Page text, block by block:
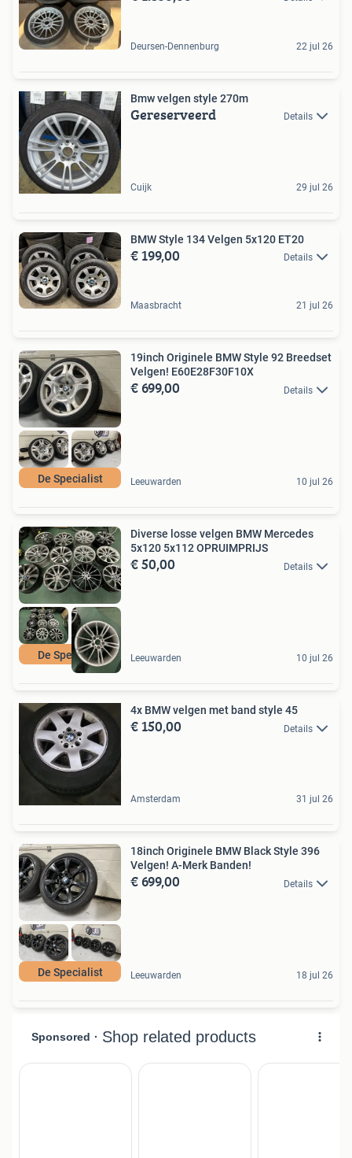
Deursen-Dennenburg 22 jul 26
Bmw velgen style 270m
Gereserveerd Details
Cuijk 29 jul 26
BMW Style 134 Velgen 5x120 ET20
€ 199,00 Details
Maasbracht 21 jul 26
De Specialist
19inch Originele BMW Style 92 Breedset
Velgen! E60E28F30F10X
€ 699,00 Details
Leeuwarden 10 jul 26
De Specialist
Diverse losse velgen BMW Mercedes
5x120 5x112 OPRUIMPRIJS
€ 50,00 Details
Leeuwarden 10 jul 26
4x BMW velgen met band style 45
€ 150,00 Details
Amsterdam 31 jul 26
De Specialist
18inch Originele BMW Black Style 396
Velgen! A-Merk Banden!
€ 699,00 Details
Leeuwarden 18 jul 26